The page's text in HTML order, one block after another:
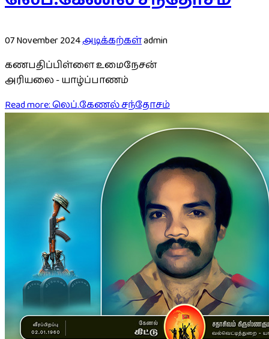
07 November 2024அடிக்கற்கள்admin
கணபதிப்பிள்ளை உமைநேசன்
அரியலை - யாழ்ப்பாணம்
Read more: லெப்.கேணல் சந்தோசம்